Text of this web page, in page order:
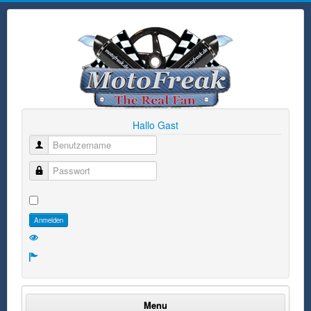
Hallo Gast
Benutzername
Passwort
Anmelden
Menu